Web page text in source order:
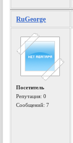
RuGeorge
Посетитель
Репутация:0
Сообщений: 7